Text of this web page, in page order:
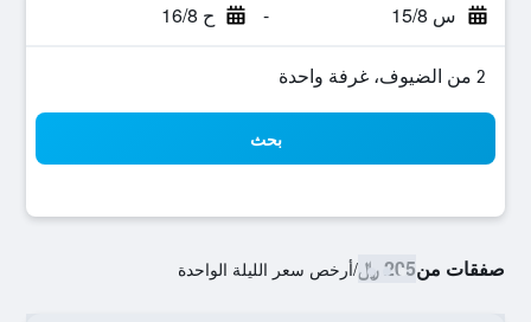
س 15/8 - ح 16/8
2 من الضيوف، غرفة واحدة
بحث
صفقات من205 ﷼ /أرخص سعر الليلة الواحدة